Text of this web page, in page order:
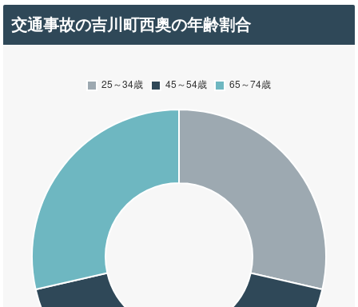
交通事故の吉川町西奥の年齢割合